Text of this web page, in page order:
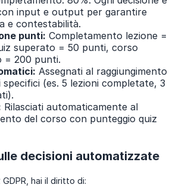
input e output per garantire
e contestabilità.
punti: Completamento lezione =
superato = 50 punti, corso
= 200 punti.
Assegnati al raggiungimento
(es. 5 lezioni completate, 3
Rilasciati automaticamente al
del corso con punteggio quiz
decisioni automatizzate
hai il diritto di: